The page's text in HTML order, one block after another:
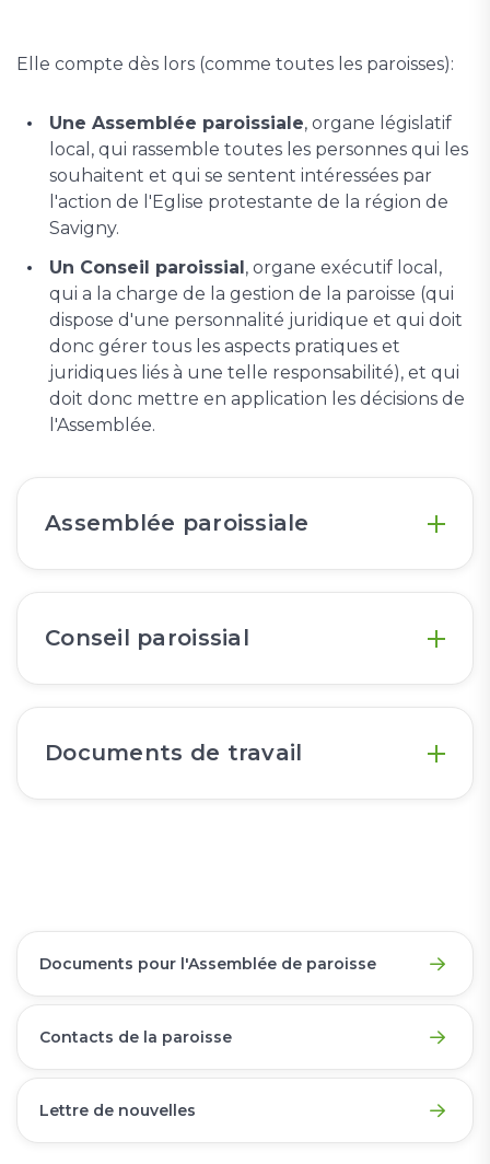
Elle compte dès lors (comme toutes les paroisses):
Une Assemblée paroissiale, organe législatif
local, qui rassemble toutes les personnes qui les
souhaitent et qui se sentent intéressées par
l'action de l'Eglise protestante de la région de
Savigny.
Un Conseil paroissial, organe exécutif local,
qui a la charge de la gestion de la paroisse (qui
dispose d'une personnalité juridique et qui doit
donc gérer tous les aspects pratiques et
juridiques liés à une telle responsabilité), et qui
doit donc mettre en application les décisions de
l'Assemblée.
Assemblée paroissiale
Conseil paroissial
Documents de travail
Documents pour l'Assemblée de paroisse
Contacts de la paroisse
Lettre de nouvelles